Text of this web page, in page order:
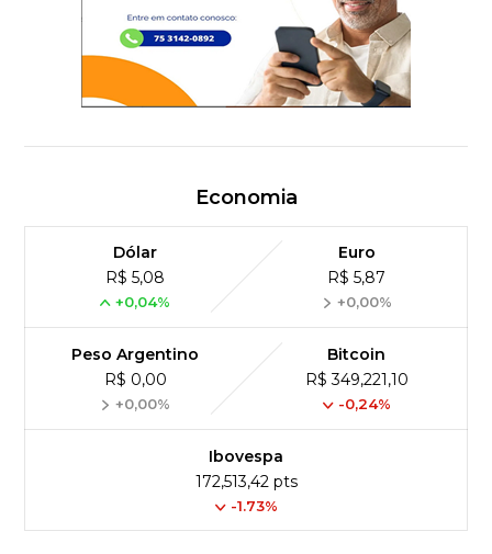
Economia
Dólar
R$ 5,08
+0,04%
Euro
R$ 5,87
+0,00%
Peso Argentino
R$ 0,00
+0,00%
Bitcoin
R$ 349,221,10
-0,24%
Ibovespa
172,513,42 pts
-1.73%